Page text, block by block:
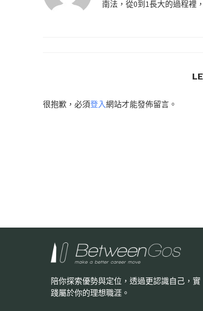
南法，從0到1長大的過程裡
很抱歉，必須登入網站才能發佈留言。
陪你探索優勢與定位，透過更認識自己，實
踐屬於你的理想職涯。